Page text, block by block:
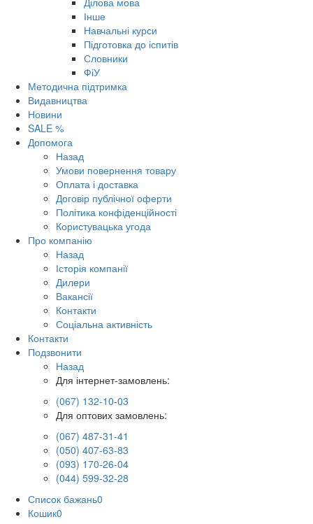
Інше
Навчальні курси
Підготовка до іспитів
Словники
ФіУ
Методична підтримка
Видавництва
Новини
SALE %
Допомога
Назад
Умови повернення товару
Оплата і доставка
Договір публічної оферти
Політика конфіденційності
Користувацька угода
Про компанію
Назад
Історія компанії
Дилери
Вакансії
Контакти
Соціальна активність
Контакти
Подзвонити
Назад
Для інтернет-замовлень:
(067) 132-10-03
Для оптових замовлень:
(067) 487-31-41
(050) 407-63-83
(093) 170-26-04
(044) 599-32-28
Список бажань0
Кошик0